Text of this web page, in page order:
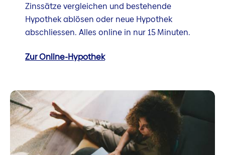
Zinssätze vergleichen und bestehende
Hypothek ablösen oder neue Hypothek
abschliessen. Alles online in nur 15 Minuten.
Zur Online-Hypothek